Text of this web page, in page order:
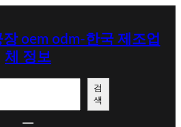
oem odm-한국 제조업
체 정보
검
색